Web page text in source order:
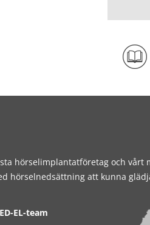
hörselimplantatföretag och vårt
hörselnedsättning att kunna
EL-team